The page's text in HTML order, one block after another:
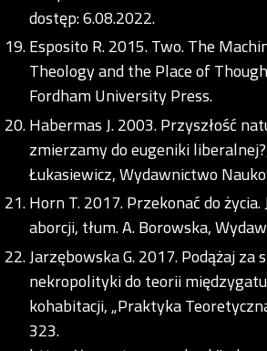
dostęp: 6.08.2022.
Esposito R. 2015. Two. The
Theology and the Place of
Fordham University Press.
Habermas J. 2003. Przyszłość
zmierzamy do eugeniki
Łukasiewicz, Wydawnictwo
Horn T. 2017. Przekonać do
aborcji, tłum. A. Borowska,
Jarzębowska G. 2017. Podążaj za
nekropolityki do teorii
kohabitacji, „Praktyka
323.